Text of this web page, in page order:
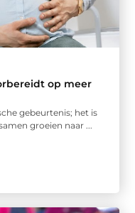
op meer
gebeurtenis; het is
groeien naar ...